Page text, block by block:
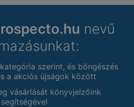
nevű
szerint, és böngészés
a akciós újságok között
vásárlását könyvjelzőink
segítségével